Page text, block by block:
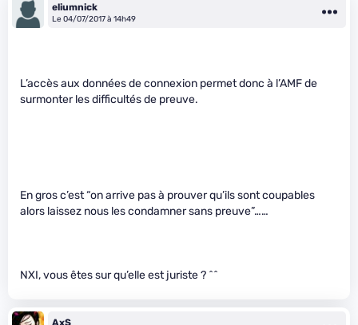
eliumnick
Le 04/07/2017 à 14h49
L’accès aux données de connexion permet donc à l’AMF de
surmonter les difficultés de preuve.
En gros c’est “on arrive pas à prouver qu’ils sont coupables
alors laissez nous les condamner sans preuve”……
NXI, vous êtes sur qu’elle est juriste ? ^^
AxS